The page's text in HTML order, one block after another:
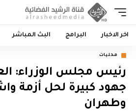
اخر الاخبار البرامج البث المباشر
محليات
رئيس مجلس الوزراء:
جهود كبيرة لحل أزمة
وطهران